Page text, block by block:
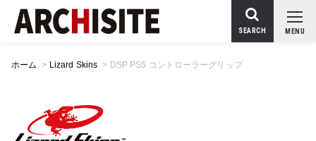
MENU
SEARCH
ホーム > Lizard Skins > DSP PS5 コントローラーグリップ